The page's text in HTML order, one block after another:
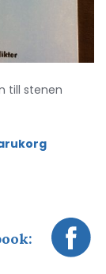
till stenen